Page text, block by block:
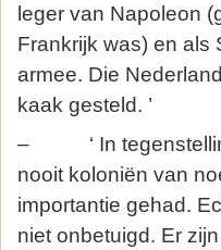
leger van Napoleon
Frankrijk was) en als
armee. Die
kaak gesteld. ’
– ‘ In tegenstelling
nooit koloniën van
importantie gehad.
niet onbetuigd. Er